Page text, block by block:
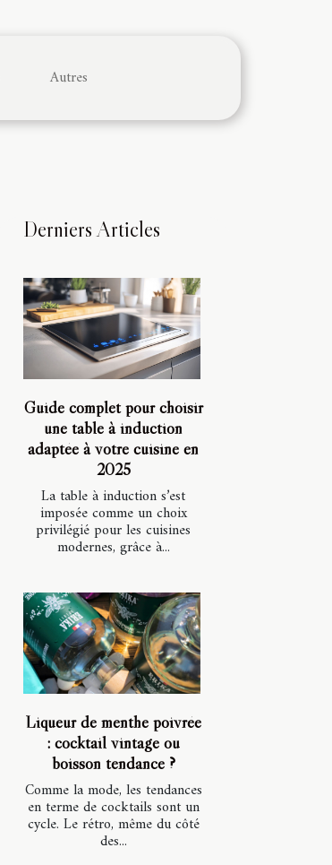
Autres
Derniers Articles
Guide complet pour choisir
une table à induction
adaptée à votre cuisine en
2025
La table à induction s’est
imposée comme un choix
privilégié pour les cuisines
modernes, grâce à...
Liqueur de menthe poivrée
: cocktail vintage ou
boisson tendance ?
Comme la mode, les tendances
en terme de cocktails sont un
cycle. Le rétro, même du côté
des...